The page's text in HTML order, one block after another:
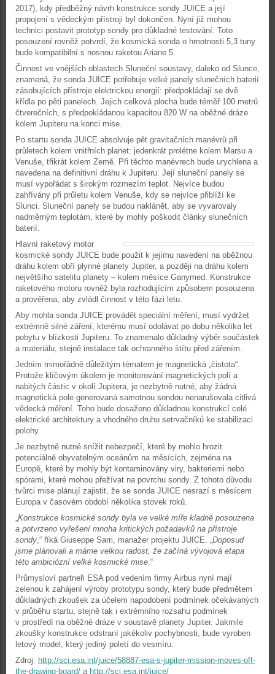
2017), kdy předběžný návrh konstrukce sondy JUICE a její
propojení s vědeckým přístroji byl dokončen. Nyní již mohou
technici postavit prototyp sondy pro důkladné testování. Toto
posouzení rovněž potvrdí, že kosmická sonda o hmotnosti 5,3 tuny
bude kompatibilní s nosnou raketou Ariane 5.
Činnost ve vnějších oblastech Sluneční soustavy, daleko od Slunce,
znamená, že sonda JUICE potřebuje velké panely slunečních baterií
zásobujících přístroje elektrickou energií: předpokládají se dvě
křídla po pěti panelech. Jejich celková plocha bude téměř 100 metrů
čtverečních, s předpokládanou kapacitou 820 W na oběžné dráze
kolem Jupiteru na konci mise.
Po startu sonda JUICE absolvuje pět gravitačních manévrů při
průletech kolem vnitřních planet: jedenkrát prolétne kolem Marsu a
Venuše, třikrát kolem Země. Při těchto manévrech bude urychlena a
navedena na definitivní dráhu k Jupiteru. Její sluneční panely se
musí vypořádat s širokým rozmezím teplot. Nejvíce budou
zahřívány při průletu kolem Venuše, kdy se nejvíce přiblíží ke
Slunci. Sluneční panely se budou naklánět, aby se vyvarovaly
nadměrným teplotám, které by mohly poškodit články slunečních
baterií.
Hlavní raketový motor
kosmické sondy JUICE bude použit k jejímu navedení na oběžnou
dráhu kolem obří plynné planety Jupiter, a později na dráhu kolem
největšího satelitu planety – kolem měsíce Ganymed. Konstrukce
raketového motoru rovněž byla rozhodujícím způsobem posouzena
a prověřena, aby zvládl činnost v této fázi letu.
Aby mohla sonda JUICE provádět speciální měření, musí vydržet
extrémně silné záření, kterému musí odolávat po dobu několika let
pobytu v blízkosti Jupiteru. To znamenalo důkladný výběr součástek
a materiálu, stejně instalace tak ochranného štítu před zářením.
Jedním mimořádně důležitým tématem je magnetická „čistota“.
Protože klíčovým úkolem je monitorování magnetických polí a
nabitých částic v okolí Jupitera, je nezbytně nutné, aby žádná
magnetická pole generovaná samotnou sondou nenarušovala citlivá
vědecká měření. Toho bude dosaženo důkladnou konstrukcí celé
elektrické architektury a vhodného druhu setrvačníků ke stabilizaci
polohy.
Je nezbytně nutné snížit nebezpečí, které by mohlo hrozit
potenciálně obyvatelným oceánům na měsících, zejména na
Europě, které by mohly být kontaminovány viry, bakteriemi nebo
spórami, které mohou přežívat na povrchu sondy. Z tohoto důvodu
tvůrci mise plánují zajistit, že se sonda JUICE nesrazí s měsícem
Europa v časovém období několika stovek roků.
„Konstrukce kosmické sondy byla ve velké míře kladně posouzena
a potvrzeno vyřešení mnoha kritických požadavků na přístroje
sondy,“ říká Giuseppe Sarri, manažer projektu JUICE. „Doposud
jsme plánovali a máme velkou radost, že začíná vývojová etapa
této ambiciózní velké kosmické mise.“
Průmysloví partneři ESA pod vedením firmy Airbus nyní mají
zelenou k zahájení výroby prototypu sondy, který bude předmětem
důkladných zkoušek za účelem napodobení podmínek očekávaných
v průběhu startu, stejně tak i extrémního rozsahu podmínek
v prostředí na oběžné dráze v soustavě planety Jupiter. Jakmile
zkoušky konstrukce odstraní jakékoliv pochybnosti, bude vyroben
letový model, který jediný poletí do vesmíru.
Zdroj: http://sci.esa.int/juice/58887-esa-s-jupiter-mission-moves-off-
the-drawing-board/ a http://sci.esa.int/juice/